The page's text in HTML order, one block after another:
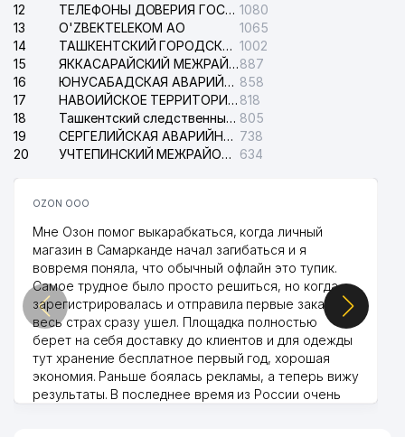
12
ТЕЛЕФОНЫ ДОВЕРИЯ ГОСУДАРСТВЕННОГО ЦЕНТРА ТЕСТИРОВАНИЯ 1080
13
O'ZBEKTELEKOM АО
1065
14
ТАШКЕНТСКИЙ ГОРОДСКОЙ СУД ПО ГРАЖДАНСКИМ ДЕЛАМ 1002
15
ЯККАСАРАЙСКИЙ МЕЖРАЙОННЫЙ СУД ПО ГРАЖДАНСКИМ ДЕЛАМ887
16
ЮНУСАБАДСКАЯ АВАРИЙНАЯ СЛУЖБА ЭЛЕКТРОСЕТИ 858
17
НАВОИЙСКОЕ ТЕРРИТОРИАЛЬНОЕ ПРЕДПРИЯТИЕ ЭЛЕКТРОСЕТИ АО 818
18
Ташкентский следственный изолятор 805
19
СЕРГЕЛИЙСКАЯ АВАРИЙНАЯ СЛУЖБА ЭЛЕКТРОСЕТИ 738
20
УЧТЕПИНСКИЙ МЕЖРАЙОННЫЙ СУД ПО ГРАЖДАНСКИМ ДЕЛАМ 634
OZON ООО
Мне Озон помог выкарабкаться, когда личный
магазин в Самарканде начал загибаться и я
вовремя поняла, что обычный офлайн это тупик.
Самое трудное было просто решиться, но когда
зарегистрировалась и отправила первые заказы,
весь страх сразу ушел. Площадка полностью
берет на себя доставку до клиентов и для одежды
тут хранение бесплатное первый год, хорошая
экономия. Раньше боялась рекламы, а теперь вижу
результаты. В последнее время из России очень